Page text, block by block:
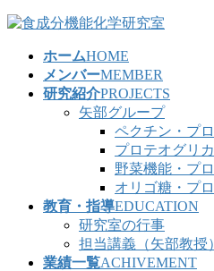
コ
ナ
ホームHOME
メンバーMEMBER
研究紹介PROJECTS
矢部グループ
ペクチン・プ
プロテオグリ
野菜機能・プ
オリゴ糖・プ
教育・指導EDUCATION
研究室の行事
担当講義（矢部教授）
業績一覧ACHIVEMENT